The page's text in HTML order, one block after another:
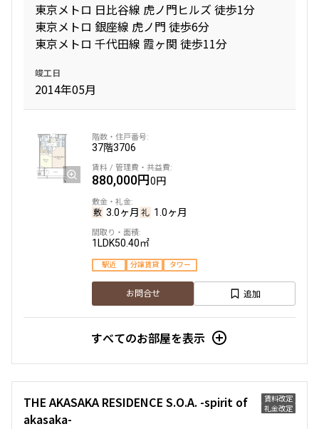
東京メトロ 日比谷線 虎ノ門ヒルズ 徒歩1分
東京メトロ 銀座線 虎ノ門 徒歩6分
東京メトロ 千代田線 霞ヶ関 徒歩11分
竣工日
2014年05月
37階3706
880,000円0円
3.0ヶ月 1.0ヶ月
1LDK50.40㎡
駅近 分譲賃貸 タワー
お問合せ 追加
すべてのお部屋を表示
賃料改定
礼金改定
THE AKASAKA RESIDENCE S.O.A. -spirit of
akasaka-